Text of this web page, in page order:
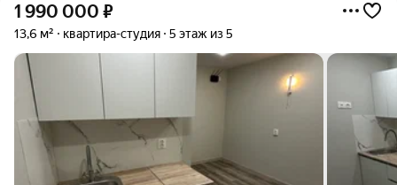
1 990 000 ₽
13,6 м² квартира-студия 5 этаж из 5